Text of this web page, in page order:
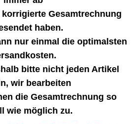
Gesamtrechnung
haben.
nur einmal die optimalsten
bitte nicht jeden Artikel
wir bearbeiten
die Gesamtrechnung so
wie möglich zu.